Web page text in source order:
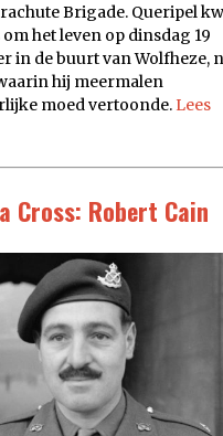
Brigade. Queripel
om het leven op dinsdag 19
in de buurt van Wolfheze,
hij meermalen
moed vertoonde. Lees
Cross: Robert Cain